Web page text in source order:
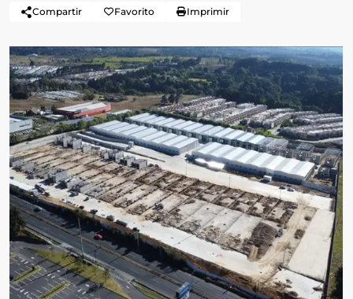
Compartir Favorito Imprimir